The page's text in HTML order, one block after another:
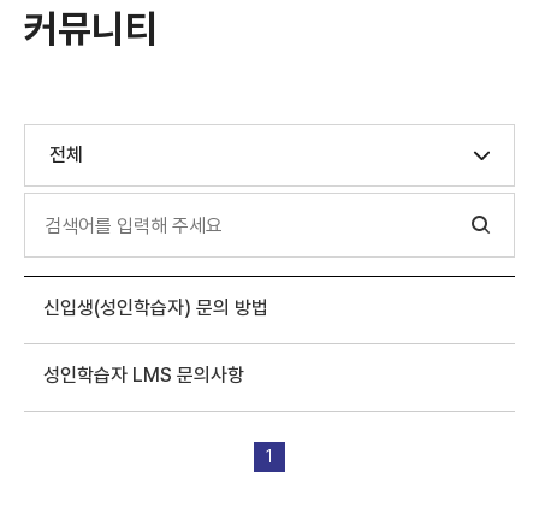
커뮤니티
전체
신입생(성인학습자) 문의 방법
성인학습자 LMS 문의사항
1